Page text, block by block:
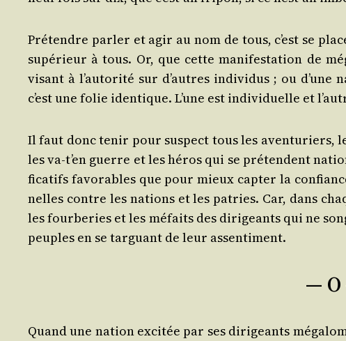
Pré­tendre par­ler et agir au nom de tous, c’est se
supé­rieur à tous. Or, que cette mani­fes­ta­tion de
visant à l’au­to­ri­té sur d’autres indi­vi­dus ; ou d’une
c’est une folie iden­tique. L’une est indi­vi­duelle et
Il faut donc tenir pour sus­pect tous les aven­tu­riers,
les va-t’en guerre et les héros qui se pré­tendent
fi­ca­tifs favo­rables que pour mieux cap­ter la
nelles contre les nations et les patries. Car, dans
les four­be­ries et les méfaits des diri­geants qui ne
peuples en se tar­guant de leur assentiment.
—
Quand une nation exci­tée par ses diri­geants